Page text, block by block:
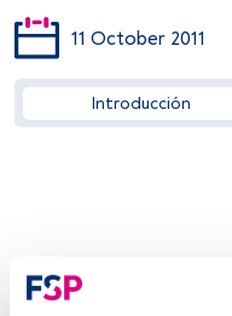
11 October 2011
Introducción